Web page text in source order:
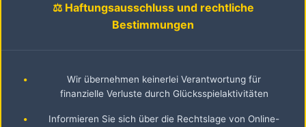
⚖️ Haftungsausschluss und rechtliche
Bestimmungen
•
Wir übernehmen keinerlei Verantwortung für
finanzielle Verluste durch Glücksspielaktivitäten
•
Informieren Sie sich über die Rechtslage von Online-